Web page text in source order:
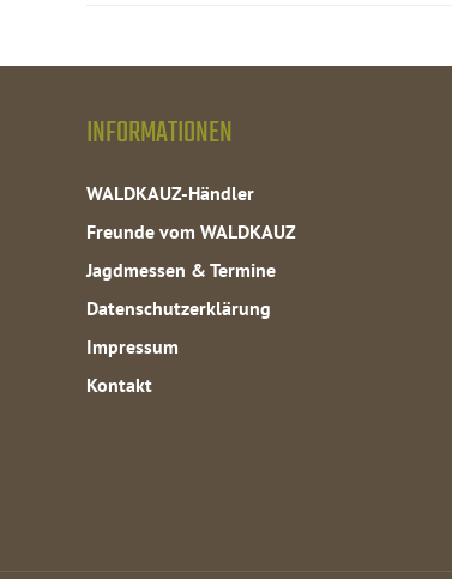
INFORMATIONEN
WALDKAUZ-Händler
Freunde vom WALDKAUZ
Jagdmessen & Termine
Datenschutzerklärung
Impressum
Kontakt